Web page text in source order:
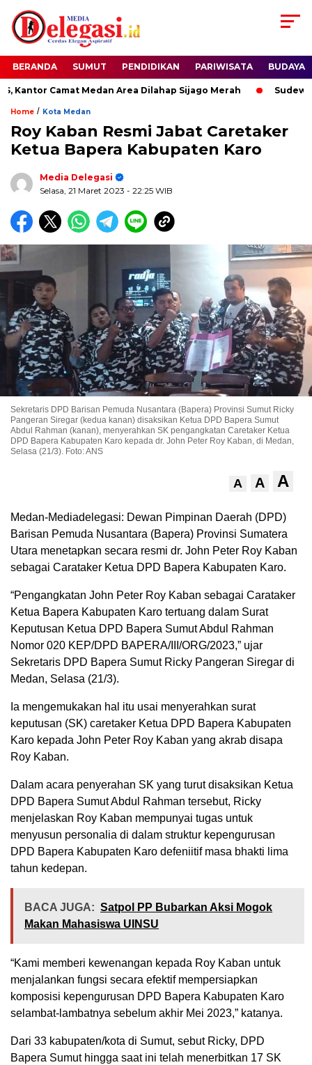
BERANDA SUMUT PENDIDIKAN PARIWISATA BUDAYA
Camat Medan Area Dilahap Sijago Merah Sudewo
Home / Kota Medan
Roy Kaban Resmi Jabat Caretaker
Ketua Bapera Kabupaten Karo
Media Delegasi
Selasa, 21 Maret 2023 - 22:25 WIB
Sekretaris DPD Barisan Pemuda Nusantara (Bapera) Provinsi Sumut Ricky
Pangeran Siregar (kedua kanan) disaksikan Ketua DPD Bapera Sumut
Abdul Rahman (kanan), menyerahkan SK pengangkatan Caretaker Ketua
DPD Bapera Kabupaten Karo kepada dr. John Peter Roy Kaban, di Medan,
Selasa (21/3). Foto: ANS
A A A
Medan-Mediadelegasi: Dewan Pimpinan Daerah (DPD)
Barisan Pemuda Nusantara (Bapera) Provinsi Sumatera
Utara menetapkan secara resmi dr. John Peter Roy Kaban
sebagai Carataker Ketua DPD Bapera Kabupaten Karo.
“Pengangkatan John Peter Roy Kaban sebagai Carataker
Ketua Bapera Kabupaten Karo tertuang dalam Surat
Keputusan Ketua DPD Bapera Sumut Abdul Rahman
Nomor 020 KEP/DPD BAPERA/III/ORG/2023,” ujar
Sekretaris DPD Bapera Sumut Ricky Pangeran Siregar di
Medan, Selasa (21/3).
Ia mengemukakan hal itu usai menyerahkan surat
keputusan (SK) caretaker Ketua DPD Bapera Kabupaten
Karo kepada John Peter Roy Kaban yang akrab disapa
Roy Kaban.
Dalam acara penyerahan SK yang turut disaksikan Ketua
DPD Bapera Sumut Abdul Rahman tersebut, Ricky
menjelaskan Roy Kaban mempunyai tugas untuk
menyusun personalia di dalam struktur kepengurusan
DPD Bapera Kabupaten Karo defeniitif masa bhakti lima
tahun kedepan.
BACA JUGA: Satpol PP Bubarkan Aksi Mogok
Makan Mahasiswa UINSU
“Kami memberi kewenangan kepada Roy Kaban untuk
menjalankan fungsi secara efektif mempersiapkan
komposisi kepengurusan DPD Bapera Kabupaten Karo
selambat-lambatnya sebelum akhir Mei 2023,” katanya.
Dari 33 kabupaten/kota di Sumut, sebut Ricky, DPD
Bapera Sumut hingga saat ini telah menerbitkan 17 SK